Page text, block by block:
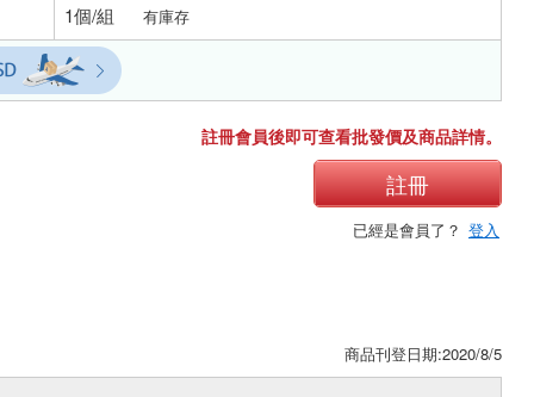
1個/組 有庫存
註冊會員後即可查看批發價及商品詳情。
註冊
已經是會員了？ 登入
商品刊登日期:2020/8/5